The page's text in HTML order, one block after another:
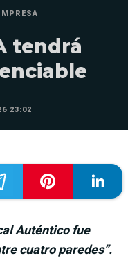
tendrá
23:02
Auténtico fue
cuatro paredes”.